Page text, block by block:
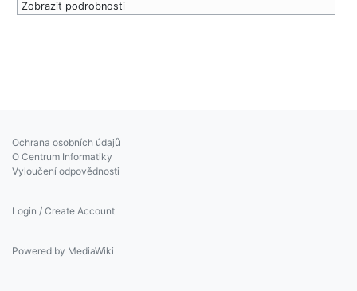
Zobrazit podrobnosti
Ochrana osobních údajů
O Centrum Informatiky
Vyloučení odpovědnosti
Login / Create Account
Powered by MediaWiki